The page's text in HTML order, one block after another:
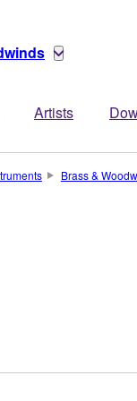
Artists
Brass &